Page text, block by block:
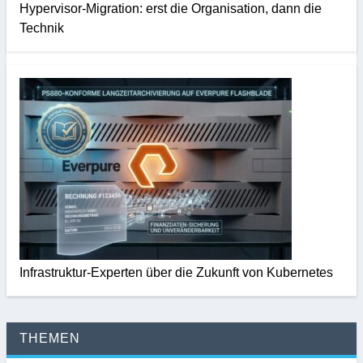
Hypervisor-Migration: erst die Organisation, dann die
Technik
Infrastruktur-Experten über die Zukunft von Kubernetes
THEMEN